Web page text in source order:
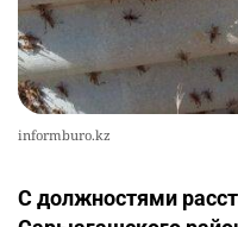
informburo.kz
С должностями